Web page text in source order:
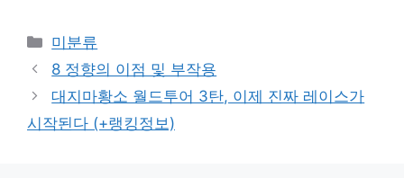
Categories
미분류
8 정향의 이점 및 부작용
대지마황소 월드투어 3탄, 이제 진짜 레이스가
시작된다 (+랭킹정보)